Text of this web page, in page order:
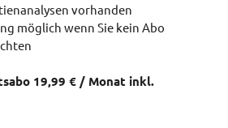
vorhanden
möglich wenn Sie kein Abo
19,99 € / Monat inkl.